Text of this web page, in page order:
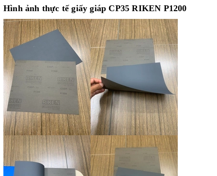
Hình ảnh thực tế giấy giáp CP35 RIKEN P1200